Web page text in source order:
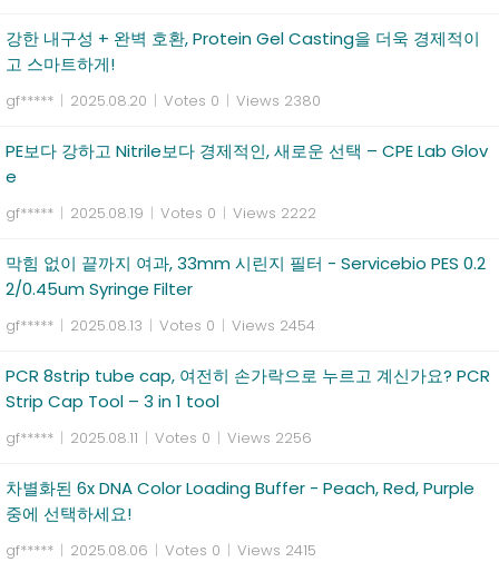
강한 내구성 + 완벽 호환, Protein Gel Casting을 더욱 경제적이
고 스마트하게!
gf***** | 2025.08.20 | Votes 0 | Views 2380
PE보다 강하고 Nitrile보다 경제적인, 새로운 선택 – CPE Lab Glov
e
gf***** | 2025.08.19 | Votes 0 | Views 2222
막힘 없이 끝까지 여과, 33mm 시린지 필터 - Servicebio PES 0.2
2/0.45um Syringe Filter
gf***** | 2025.08.13 | Votes 0 | Views 2454
PCR 8strip tube cap, 여전히 손가락으로 누르고 계신가요? PCR
Strip Cap Tool – 3 in 1 tool
gf***** | 2025.08.11 | Votes 0 | Views 2256
차별화된 6x DNA Color Loading Buffer - Peach, Red, Purple
중에 선택하세요!
gf***** | 2025.08.06 | Votes 0 | Views 2415